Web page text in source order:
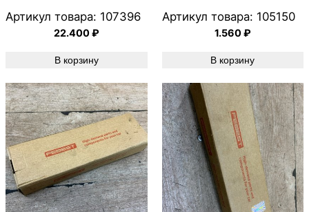
Артикул товара: 107396
22.400₽
В корзину
Артикул товара: 105150
1.560₽
В корзину